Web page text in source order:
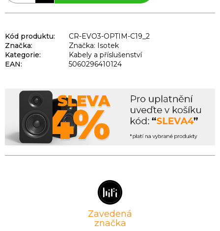
Kód produktu:
CR-EVO3-OPTIM-C19_2
Značka:
Značka: Isotek
Kategorie:
Kabely a příslušenství
EAN: 5060296410124
Zavedená
značka